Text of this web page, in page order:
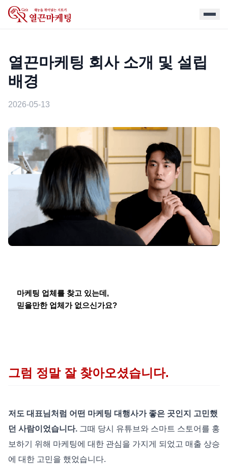
열끈마케팅 회사 소개 및 설립
배경
2026-05-13
마케팅 업체를 찾고 있는데,
믿을만한 업체가 없으신가요?
그럼 정말 잘 찾아오셨습니다.
저도 대표님처럼 어떤 마케팅 대행사가 좋은 곳인지 고민했
던 사람이었습니다. 그때 당시 유튜브와 스마트 스토어를 홍
보하기 위해 마케팅에 대한 관심을 가지게 되었고 매출 상승
에 대한 고민을 했었습니다.